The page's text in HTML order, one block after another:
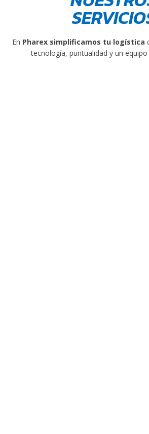
En Pharex simplificamos tu logística
tecnología, puntualidad y un